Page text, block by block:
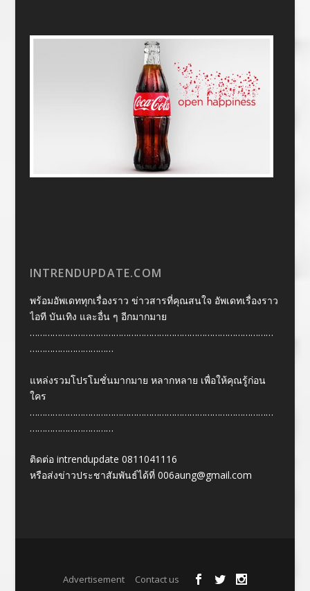
INTRENDUPDATE.COM
พร้อมอัพเดททุกเรื่องราว ข่าวสารที่คุณสนใจ อัพเดทเรื่องราว
ไอที บันเทิง และอื่น ๆ อีกมากมาย
……………………………………………………………………………………
……………………………
แหล่งรวมโปรโมชั่นมากมาย หลากหลาย เพื่อให้คุณรู้ก่อน
ใคร
……………………………………………………………………………………
……………………………
ติดต่อ intrendupdate 0811041116
หรือส่งข่าวประชาสัมพันธ์ได้ที่ 006aung@gmail.com
Advertisement Contact us